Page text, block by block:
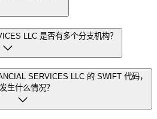
LLC 是否有多个分支机构？
SERVICES LLC 的 SWIFT 代码，
生什么情况？